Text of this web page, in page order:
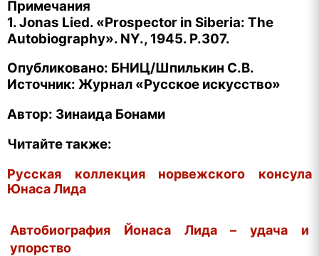
Примечания
1. Jonas Lied. «Prospector in Siberia: The
Autobiography». NY., 1945. P.307.
Опубликовано: БНИЦ/Шпилькин С.В.
Источник: Журнал «Русское искусство»
Автор: Зинаида Бонами
Читайте также:
Русская коллекция норвежского консула
Юнаса Лида
Автобиография Йонаса Лида – удача и
упорство